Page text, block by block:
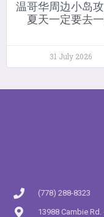
温哥华周边小岛攻
夏天一定要去
31 July 2026
(778) 288-8323
13988 Cambie